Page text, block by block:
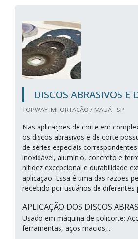
DISCOS ABRASIVOS E
TOPWAY IMPORTAÇÃO / MAUÁ - SP
Nas aplicações de corte em
os discos abrasivos e de corte
de séries especiais
inoxidável, alumínio, concreto e
nitidez excepcional e durabilidade
aplicação. Essa é uma das razões
recebido por usuários de diferentes
APLICAÇÃO DOS DISCOS
Usado em máquina de policorte;
ferramentas, aços macios,...